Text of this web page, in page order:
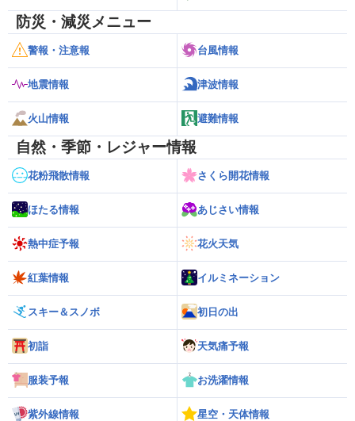
防災・減災メニュー
警報・注意報 台風情報
地震情報 津波情報
火山情報 避難情報
自然・季節・レジャー情報
花粉飛散情報 さくら開花情報
ほたる情報 あじさい情報
熱中症予報 花火天気
紅葉情報 イルミネーション
スキー＆スノボ 初日の出
初詣 天気痛予報
服装予報 お洗濯情報
紫外線情報 星空・天体情報